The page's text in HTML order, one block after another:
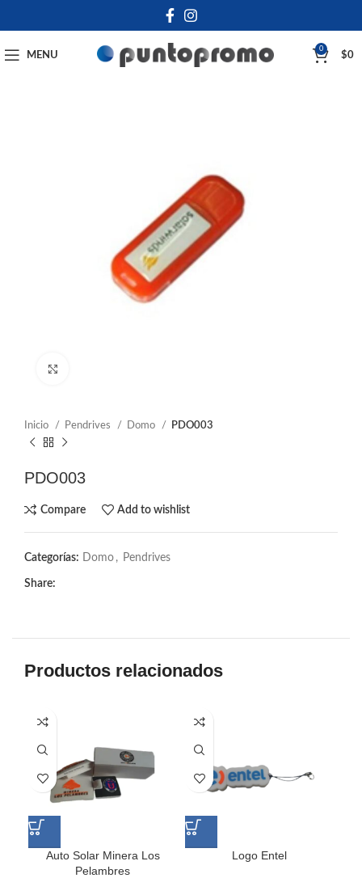
MENU
0
$0
Inicio Pendrives Domo PDO003
PDO003
Compare Add to wishlist
Categorías: Domo , Pendrives
Share:
Productos relacionados
Auto Solar Minera Los
Pelambres
Logo Entel